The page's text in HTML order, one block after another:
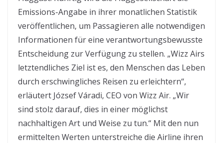
Emissions-Angabe in ihrer monatlichen Statistik
veröffentlichen, um Passagieren alle notwendigen
Informationen für eine verantwortungsbewusste
Entscheidung zur Verfügung zu stellen. „Wizz Airs
letztendliches Ziel ist es, den Menschen das Leben
durch erschwingliches Reisen zu erleichtern“,
erläutert József Váradi, CEO von Wizz Air. „Wir
sind stolz darauf, dies in einer möglichst
nachhaltigen Art und Weise zu tun.“ Mit den nun
ermittelten Werten unterstreiche die Airline ihren